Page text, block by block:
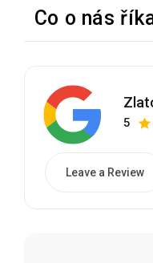
Co o nás
5
Leave a Review